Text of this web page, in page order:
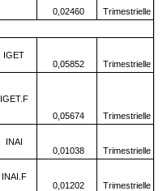
0,02460
Trimestrielle
IGET
0,05852
Trimestrielle
IGET.F
0,05674
Trimestrielle
INAI
0,01038
Trimestrielle
INAI.F
0,01202
Trimestrielle